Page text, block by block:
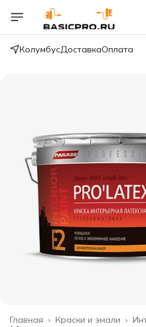
КолумбусДоставкаОплата
Краски и эмали ›
Главная ›